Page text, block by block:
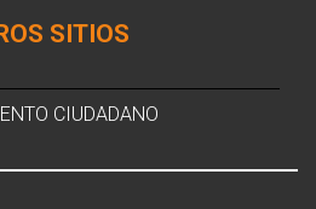
SITIOS
CIUDADANO